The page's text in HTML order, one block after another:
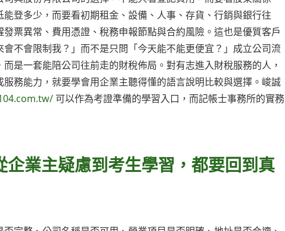
登多少，而要看初期租金、設備、人事、存貨、行銷與銀行往
票異常、費用憑證、稅務申報節點與合約風險。這也是優質客戶
不會限制我？」而不是只問「今天能不能更便宜？」成立公司流
是一套能陪公司往前走的財稅佈局。對有志進入財稅服務的人，
務能力，就要學會用企業主聽得懂的語言說明比較與選擇。峻誠
可以作為考證準備的學習入口，而記帳士事務所的實務
業主疑慮到考生學習，都要回到真